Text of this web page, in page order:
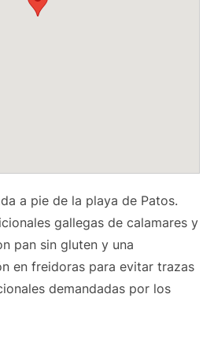
a pie de la playa de Patos.
gallegas de calamares y
pan sin gluten y una
en freidoras para evitar trazas
demandadas por los